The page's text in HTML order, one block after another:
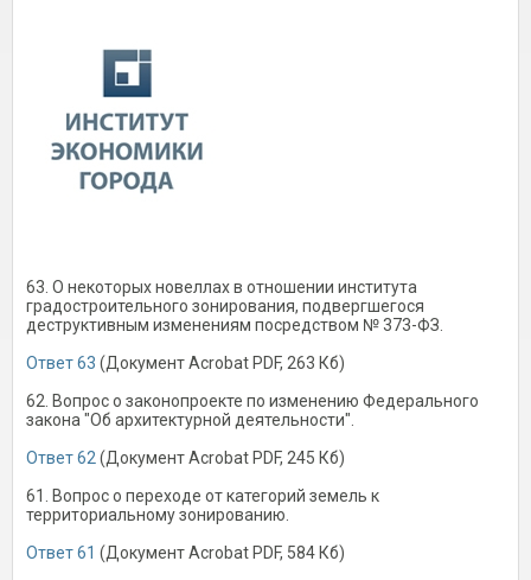
63. О некоторых новеллах в отношении института
градостроительного зонирования, подвергшегося
деструктивным изменениям посредством № 373-ФЗ.
Ответ 63 (Документ Acrobat PDF, 263 Кб)
62. Вопрос о законопроекте по изменению Федерального
закона "Об архитектурной деятельности".
Ответ 62 (Документ Acrobat PDF, 245 Кб)
61. Вопрос о переходе от категорий земель к
территориальному зонированию.
Ответ 61 (Документ Acrobat PDF, 584 Кб)